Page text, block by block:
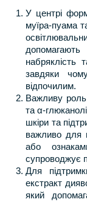
У центрі
муїра-пуама
набряклість
завдяки
відпочилим.
Важливу роль
та α-
шкіри та
важливо для
або
супроводжує
Для
екстракт
який